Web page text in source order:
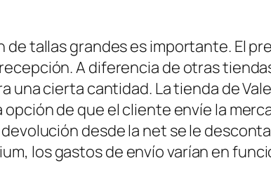
tallas grandes es importante. El
A diferencia de otras
una cierta cantidad. La tienda de
de que el cliente envíe la
desde la net se le
los gastos de envío varían en